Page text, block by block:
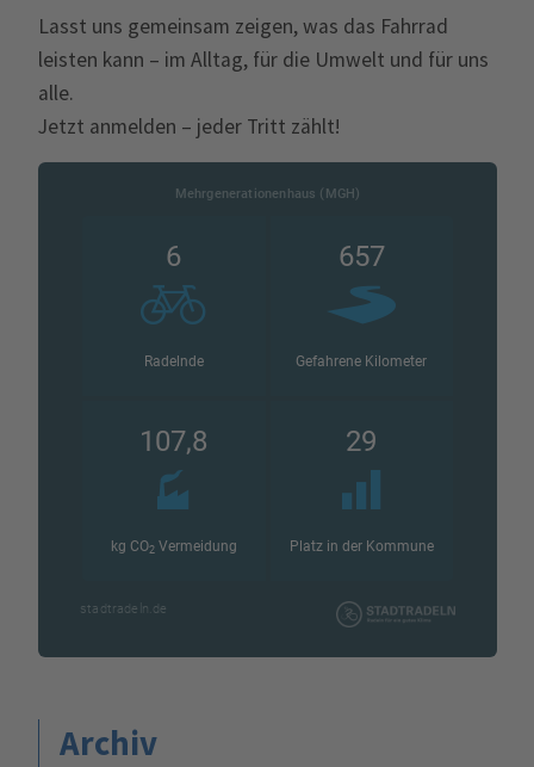
Lasst uns gemeinsam zeigen, was das Fahrrad
leisten kann – im Alltag, für die Umwelt und für uns
alle.
Jetzt anmelden – jeder Tritt zählt!
Archiv